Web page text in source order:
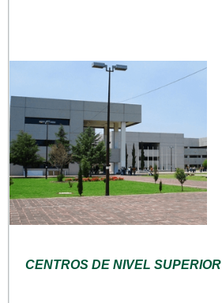
CENTROS DE NIVEL SUPERIOR